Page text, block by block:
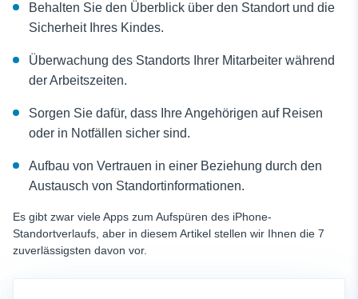
Behalten Sie den Überblick über den Standort und die
Sicherheit Ihres Kindes.
Überwachung des Standorts Ihrer Mitarbeiter während
der Arbeitszeiten.
Sorgen Sie dafür, dass Ihre Angehörigen auf Reisen
oder in Notfällen sicher sind.
Aufbau von Vertrauen in einer Beziehung durch den
Austausch von Standortinformationen.
Es gibt zwar viele Apps zum Aufspüren des iPhone-
Standortverlaufs, aber in diesem Artikel stellen wir Ihnen die 7
zuverlässigsten davon vor.